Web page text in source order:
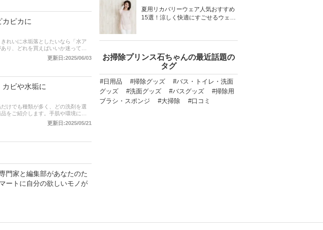
クアップしているので、ぜひ参考
ピカに
れいに水垢落としたいなら「水ア
り、どれを買えばいいか迷ってし
アドバイスをもとに、水アカ落と
ていないキズがつきにくい水垢落
人気ランキングのリンクも掲載。
更新日:2025/06/03
ビや水垢に
けでも種類が多く、どの洗剤を選
をご紹介します。手肌や環境に優
まなタイプを厳選！ 床のタイルや
しょう。チャート図に基づいたタ
一覧表や通販サイトの最新人気ラ
更新日:2025/05/21
門家と編集部があなたのた
ートに自分の欲しいモノが
夏用リカバリーウェア人気おすすめ
15選！涼しく快適にすごせるウェア
お掃除プリンス石ちゃんの最近話題の
タグ
#日用品 #掃除グッズ
#バス・トイレ・洗面
グッズ
#洗面グッズ #バスグッズ
#掃除用
ブラシ・スポンジ
#大掃除 #口コミ